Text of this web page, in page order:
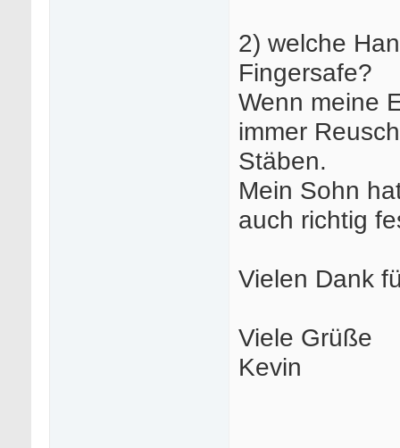
2) welche
Fingersafe?
Wenn meine
immer
Stäben.
Mein Sohn
auch richtig
Vielen Dank
Viele Grüße
Kevin